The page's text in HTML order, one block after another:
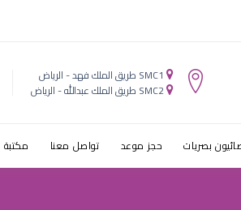
عيون
SMC1 طريق الملك فهد - الرياض
SMC2 طريق الملك عبدالله - الرياض
بصريات حجز موعد تواصل معنا مكتبة